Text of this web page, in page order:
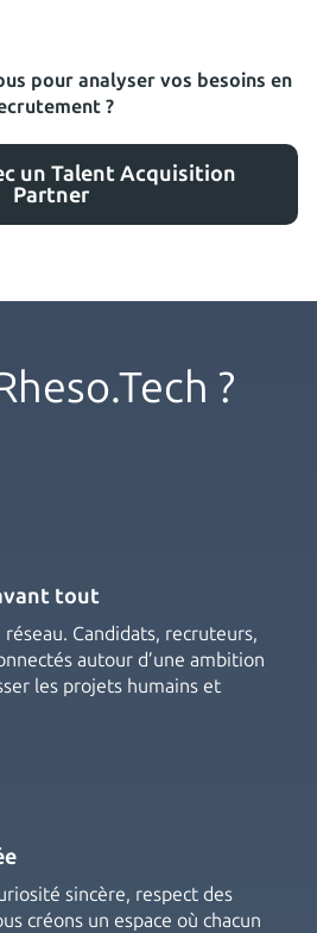
pour analyser vos besoins en
?
un Talent Acquisition
Partner
?
tout
Candidats, recruteurs,
autour d’une ambition
les projets humains et
sincère, respect des
créons un espace où chacun